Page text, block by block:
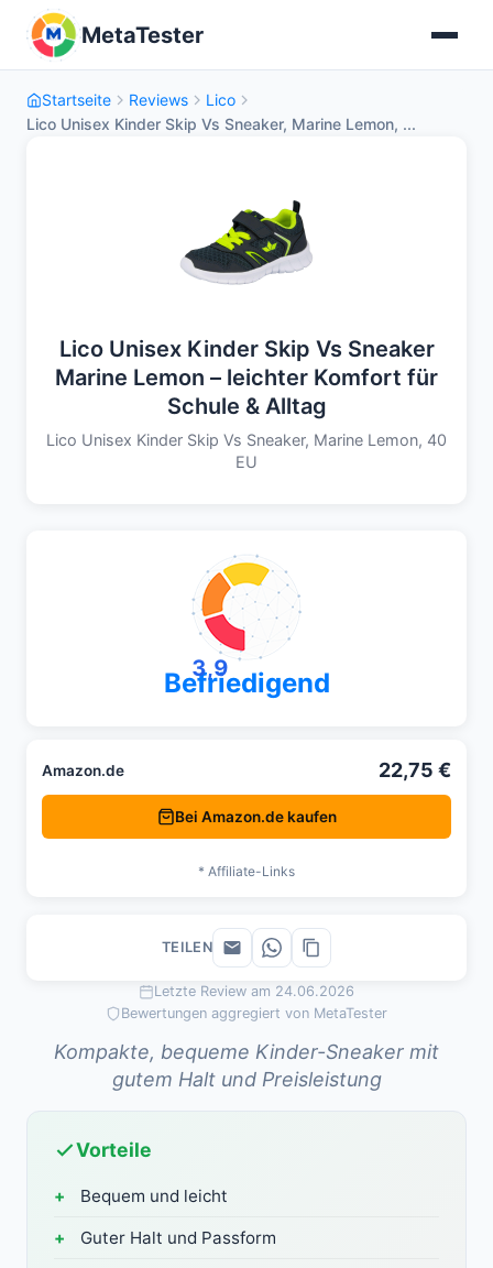
MetaTester
Startseite Reviews
Lico
Lico Unisex Kinder Skip Vs Sneaker, Marine Lemon, ...
Lico Unisex Kinder Skip Vs Sneaker
Marine Lemon – leichter Komfort für
Schule & Alltag
Lico Unisex Kinder Skip Vs Sneaker, Marine Lemon, 40
EU
Letzte Review am 24.06.2026
Bewertungen aggregiert von MetaTester
Kompakte, bequeme Kinder-Sneaker mit
gutem Halt und Preisleistung
Vorteile
Bequem und leicht
Guter Halt und Passform
3,9
Befriedigend
Amazon.de 22,75 €
Bei Amazon.de kaufen
* Affiliate-Links
TEILEN